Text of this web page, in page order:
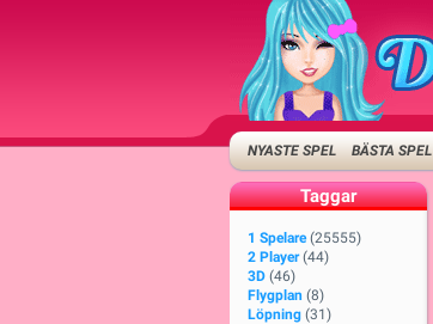
NYASTE SPEL BÄSTA SPEL
Taggar
1 Spelare (25555)
2 Player (44)
3D (46)
Flygplan (8)
Löpning (31)